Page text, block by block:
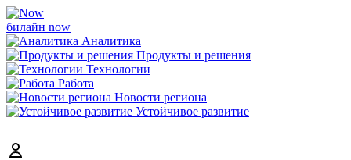
билайн now
Аналитика
Продукты и решения
Технологии
Работа
Новости региона
Устойчивое развитие